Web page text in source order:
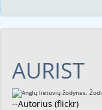
AURIST
--Autorius (flickr)